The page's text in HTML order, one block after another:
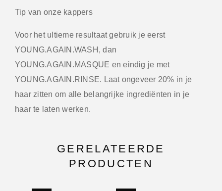
Tip van onze kappers
Voor het ultieme resultaat gebruik je eerst
YOUNG.AGAIN.WASH, dan
YOUNG.AGAIN.MASQUE en eindig je met
YOUNG.AGAIN.RINSE. Laat ongeveer 20% in je
haar zitten om alle belangrijke ingrediënten in je
haar te laten werken.
GERELATEERDE
PRODUCTEN